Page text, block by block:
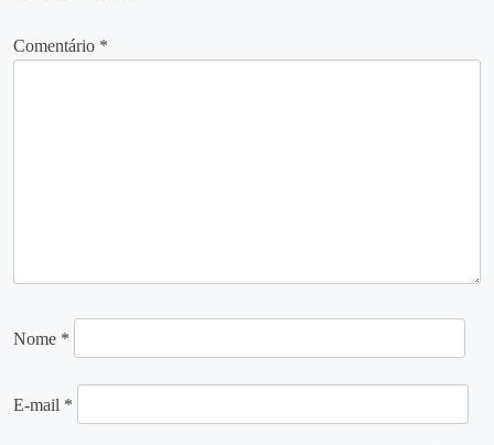
Comentário *
Nome *
E-mail *